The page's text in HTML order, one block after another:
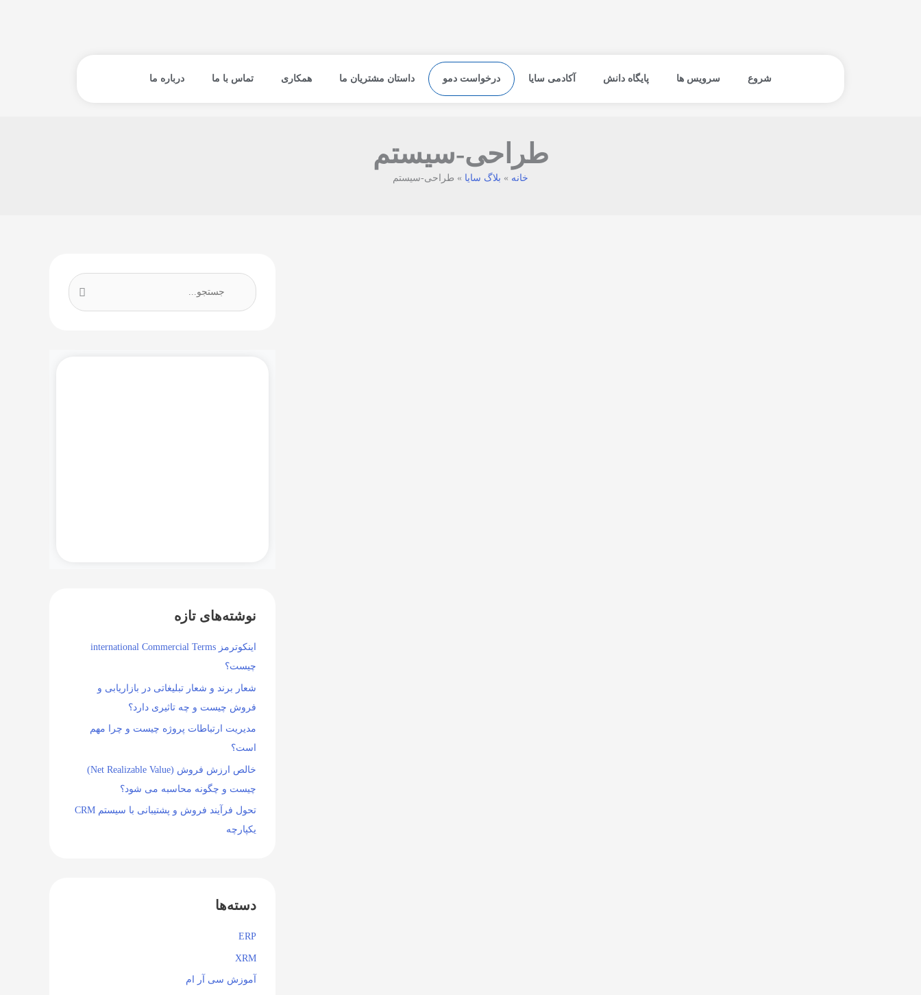
شروع سرویس ها پایگاه دانش آکادمی سایا درخواست دمو داستان مشتریان ما همکاری تماس با ما درباره ما
طراحی-سیستم
خانه بلاگ سایا طراحی-سیستم
نوشته‌های تازه
اینکوترمز international Commercial Terms
چیست؟
شعار برند و شعار تبلیغاتی در بازاریابی و
فروش چیست و چه تاثیری دارد؟
مدیریت ارتباطات پروژه چیست و چرا مهم
است؟
خالص ارزش فروش (Net Realizable Value)
چیست و چگونه محاسبه می شود؟
تحول فرآیند فروش و پشتیبانی با سیستم CRM
یکپارچه
دسته‌ها
ERP
XRM
آموزش سی آر ام